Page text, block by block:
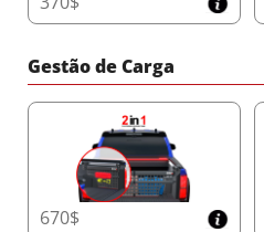
barras de proteção e
Sistema de Acessórios
Conecte facilmente
barras transversais e
projetado para
Expanda a
sem compromissos.
Gestão de Carga
670$